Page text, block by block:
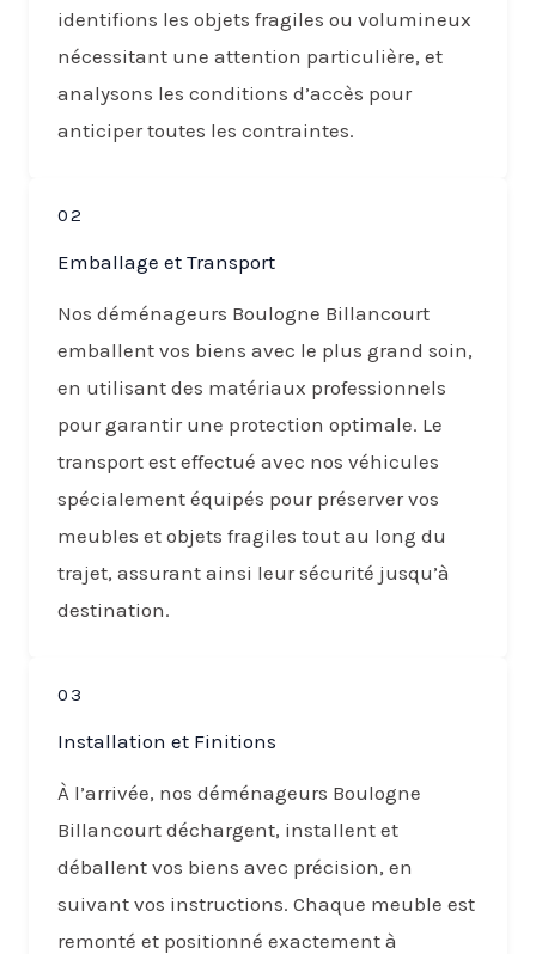
identifions les objets fragiles ou volumineux
nécessitant une attention particulière, et
analysons les conditions d’accès pour
anticiper toutes les contraintes.
02
Emballage et Transport
Nos déménageurs Boulogne Billancourt
emballent vos biens avec le plus grand soin,
en utilisant des matériaux professionnels
pour garantir une protection optimale. Le
transport est effectué avec nos véhicules
spécialement équipés pour préserver vos
meubles et objets fragiles tout au long du
trajet, assurant ainsi leur sécurité jusqu’à
destination.
03
Installation et Finitions
À l’arrivée, nos déménageurs Boulogne
Billancourt déchargent, installent et
déballent vos biens avec précision, en
suivant vos instructions. Chaque meuble est
remonté et positionné exactement à